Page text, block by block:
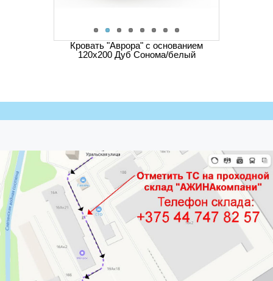
Кровать "Аврора" с основанием
120х200 Дуб Сонома/белый